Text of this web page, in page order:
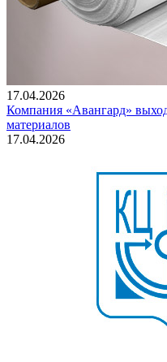
17.04.2026
Компания «Авангард»
материалов
17.04.2026